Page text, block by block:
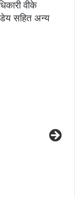
वीके
सहित अन्य